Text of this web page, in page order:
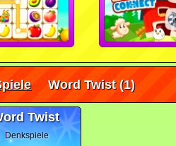
Word Twist(1)
Twist
Denkspiele